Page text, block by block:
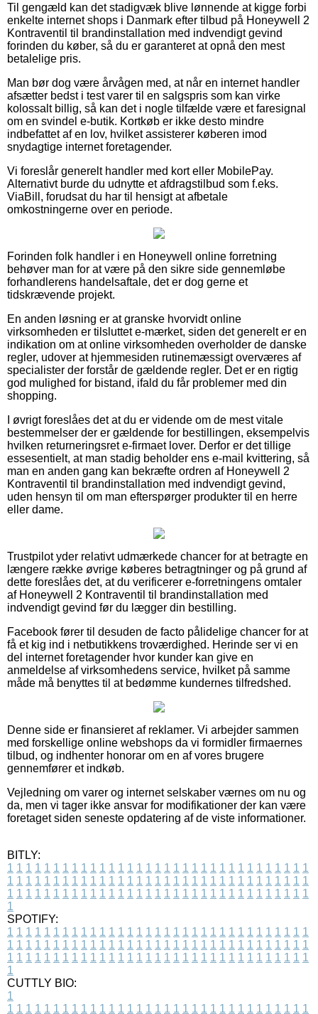
Til gengæld kan det stadigvæk blive lønnende at kigge forbi
enkelte internet shops i Danmark efter tilbud på Honeywell 2
Kontraventil til brandinstallation med indvendigt gevind
forinden du køber, så du er garanteret at opnå den mest
betalelige pris.
Man bør dog være årvågen med, at når en internet handler
afsætter bedst i test varer til en salgspris som kan virke
kolossalt billig, så kan det i nogle tilfælde være et faresignal
om en svindel e-butik. Kortkøb er ikke desto mindre
indbefattet af en lov, hvilket assisterer køberen imod
snydagtige internet foretagender.
Vi foreslår generelt handler med kort eller MobilePay.
Alternativt burde du udnytte et afdragstilbud som f.eks.
ViaBill, forudsat du har til hensigt at afbetale
omkostningerne over en periode.
Forinden folk handler i en Honeywell online forretning
behøver man for at være på den sikre side gennemløbe
forhandlerens handelsaftale, det er dog gerne et
tidskrævende projekt.
En anden løsning er at granske hvorvidt online
virksomheden er tilsluttet e-mærket, siden det generelt er en
indikation om at online virksomheden overholder de danske
regler, udover at hjemmesiden rutinemæssigt overværes af
specialister der forstår de gældende regler. Det er en rigtig
god mulighed for bistand, ifald du får problemer med din
shopping.
I øvrigt foreslåes det at du er vidende om de mest vitale
bestemmelser der er gældende for bestillingen, eksempelvis
hvilken returneringsret e-firmaet lover. Derfor er det tillige
essesentielt, at man stadig beholder ens e-mail kvittering, så
man en anden gang kan bekræfte ordren af Honeywell 2
Kontraventil til brandinstallation med indvendigt gevind,
uden hensyn til om man efterspørger produkter til en herre
eller dame.
Trustpilot yder relativt udmærkede chancer for at betragte en
længere række øvrige køberes betragtninger og på grund af
dette foreslåes det, at du verificerer e-forretningens omtaler
af Honeywell 2 Kontraventil til brandinstallation med
indvendigt gevind før du lægger din bestilling.
Facebook fører til desuden de facto pålidelige chancer for at
få et kig ind i netbutikkens troværdighed. Herinde ser vi en
del internet foretagender hvor kunder kan give en
anmeldelse af virksomhedens service, hvilket på samme
måde må benyttes til at bedømme kundernes tilfredshed.
Denne side er finansieret af reklamer. Vi arbejder sammen
med forskellige online webshops da vi formidler firmaernes
tilbud, og indhenter honorar om en af vores brugere
gennemfører et indkøb.
Vejledning om varer og internet selskaber værnes om nu og
da, men vi tager ikke ansvar for modifikationer der kan være
foretaget siden seneste opdatering af de viste informationer.
BITLY:
1 1 1 1 1 1 1 1 1 1 1 1 1 1 1 1 1 1 1 1 1 1 1 1 1 1 1 1 1 1 1 1 1
1 1 1 1 1 1 1 1 1 1 1 1 1 1 1 1 1 1 1 1 1 1 1 1 1 1 1 1 1 1 1 1 1
1 1 1 1 1 1 1 1 1 1 1 1 1 1 1 1 1 1 1 1 1 1 1 1 1 1 1 1 1 1 1 1 1
1
SPOTIFY:
1 1 1 1 1 1 1 1 1 1 1 1 1 1 1 1 1 1 1 1 1 1 1 1 1 1 1 1 1 1 1 1 1
1 1 1 1 1 1 1 1 1 1 1 1 1 1 1 1 1 1 1 1 1 1 1 1 1 1 1 1 1 1 1 1 1
1 1 1 1 1 1 1 1 1 1 1 1 1 1 1 1 1 1 1 1 1 1 1 1 1 1 1 1 1 1 1 1 1
1
CUTTLY BIO:
1
1 1 1 1 1 1 1 1 1 1 1 1 1 1 1 1 1 1 1 1 1 1 1 1 1 1 1 1 1 1 1 1 1